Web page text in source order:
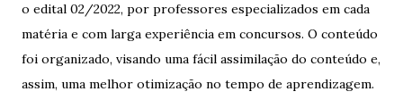
o edital 02/2022, por professores especializados em cada
matéria e com larga experiência em concursos. O conteúdo
foi organizado, visando uma fácil assimilação do conteúdo e,
assim, uma melhor otimização no tempo de aprendizagem.